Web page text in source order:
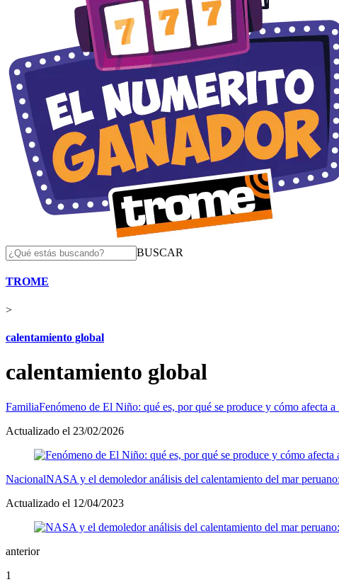
BUSCAR
TROME
>
calentamiento global
calentamiento global
FamiliaFenómeno de El Niño: qué es, por qué se produce y cómo afecta a
Actualizado el 23/02/2026
NacionalNASA y el demoledor análisis del calentamiento del mar
Actualizado el 12/04/2023
anterior
1